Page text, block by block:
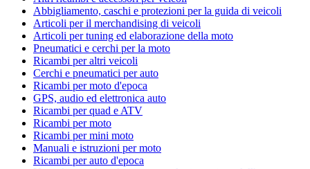
Abbigliamento, caschi e protezioni per la guida di veicoli
Articoli per il merchandising di veicoli
Articoli per tuning ed elaborazione della moto
Pneumatici e cerchi per la moto
Ricambi per altri veicoli
Cerchi e pneumatici per auto
Ricambi per moto d'epoca
GPS, audio ed elettronica auto
Ricambi per quad e ATV
Ricambi per moto
Ricambi per mini moto
Manuali e istruzioni per moto
Ricambi per auto d'epoca